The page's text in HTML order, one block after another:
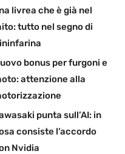
livrea che è già nel
tutto nel segno di
bonus per furgoni e
attenzione alla
punta sull’AI: in
consiste l’accordo
Nvidia